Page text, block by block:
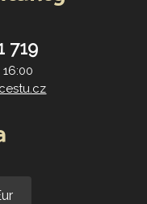
719